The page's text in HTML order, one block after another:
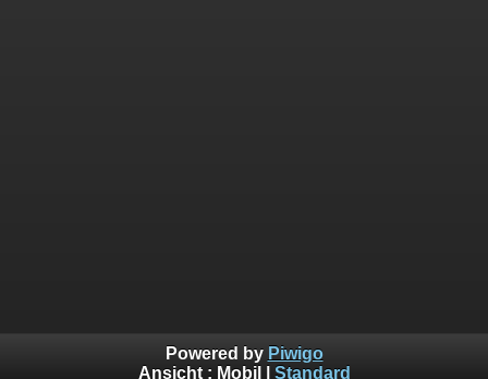
Powered by Piwigo
Ansicht : Mobil Standard